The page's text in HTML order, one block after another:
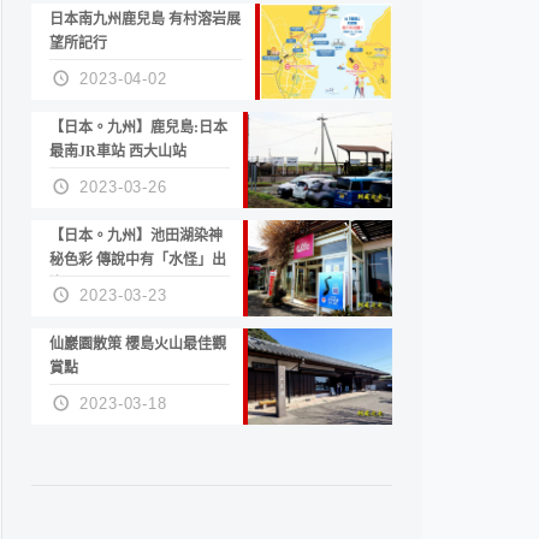
日本南九州鹿兒島 有村溶岩展
望所記行
2023-04-02
【日本。九州】鹿兒島:日本
最南JR車站 西大山站
2023-03-26
【日本。九州】池田湖染神
秘色彩 傳說中有「水怪」出
沒
2023-03-23
仙巖園散策 櫻島火山最佳觀
賞點
2023-03-18